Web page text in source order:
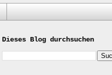
Dieses Blog durchsuchen